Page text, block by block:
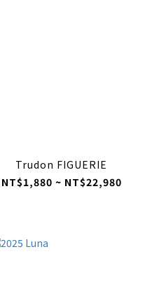
Trudon FIGUERIE
NT$1,880 ~ NT$22,980